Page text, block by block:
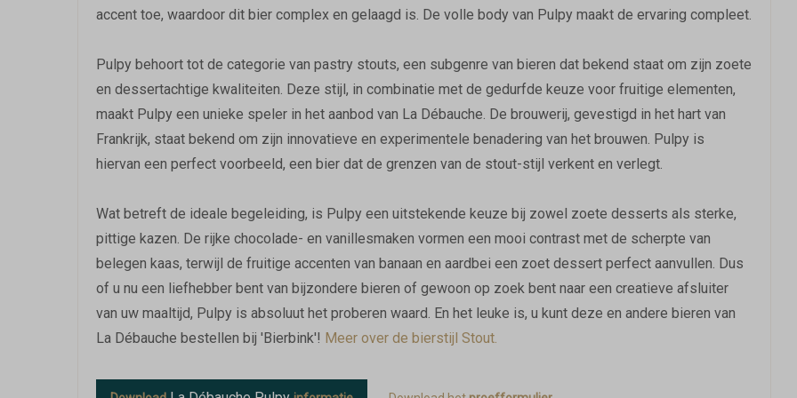
accent toe, waardoor dit bier complex en gelaagd is. De volle body van Pulpy maakt de ervaring compleet.
Pulpy behoort tot de categorie van pastry stouts, een subgenre van bieren dat bekend staat om zijn zoete
en dessertachtige kwaliteiten. Deze stijl, in combinatie met de gedurfde keuze voor fruitige elementen,
maakt Pulpy een unieke speler in het aanbod van La Débauche. De brouwerij, gevestigd in het hart van
Frankrijk, staat bekend om zijn innovatieve en experimentele benadering van het brouwen. Pulpy is
hiervan een perfect voorbeeld, een bier dat de grenzen van de stout-stijl verkent en verlegt.
Wat betreft de ideale begeleiding, is Pulpy een uitstekende keuze bij zowel zoete desserts als sterke,
pittige kazen. De rijke chocolade- en vanillesmaken vormen een mooi contrast met de scherpte van
belegen kaas, terwijl de fruitige accenten van banaan en aardbei een zoet dessert perfect aanvullen. Dus
of u nu een liefhebber bent van bijzondere bieren of gewoon op zoek bent naar een creatieve afsluiter
van uw maaltijd, Pulpy is absoluut het proberen waard. En het leuke is, u kunt deze en andere bieren van
La Débauche bestellen bij 'Bierbink'! Meer over de bierstijl Stout.